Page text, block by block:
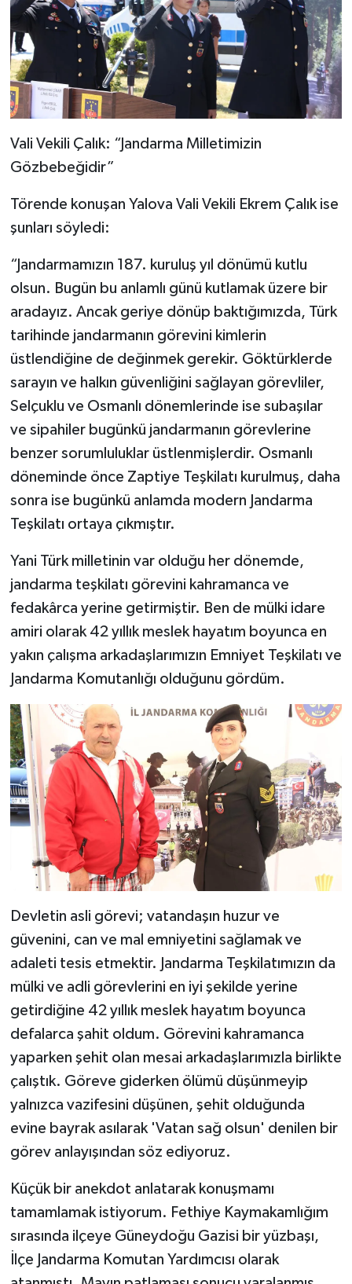
Vali Vekili Çalık: “Jandarma Milletimizin
Gözbebeğidir”
Törende konuşan Yalova Vali Vekili Ekrem Çalık ise
şunları söyledi:
“Jandarmamızın 187. kuruluş yıl dönümü kutlu
olsun. Bugün bu anlamlı günü kutlamak üzere bir
aradayız. Ancak geriye dönüp baktığımızda, Türk
tarihinde jandarmanın görevini kimlerin
üstlendiğine de değinmek gerekir. Göktürklerde
sarayın ve halkın güvenliğini sağlayan görevliler,
Selçuklu ve Osmanlı dönemlerinde ise subaşılar
ve sipahiler bugünkü jandarmanın görevlerine
benzer sorumluluklar üstlenmişlerdir. Osmanlı
döneminde önce Zaptiye Teşkilatı kurulmuş, daha
sonra ise bugünkü anlamda modern Jandarma
Teşkilatı ortaya çıkmıştır.
Yani Türk milletinin var olduğu her dönemde,
jandarma teşkilatı görevini kahramanca ve
fedakârca yerine getirmiştir. Ben de mülki idare
amiri olarak 42 yıllık meslek hayatım boyunca en
yakın çalışma arkadaşlarımızın Emniyet Teşkilatı ve
Jandarma Komutanlığı olduğunu gördüm.
Devletin asli görevi; vatandaşın huzur ve
güvenini, can ve mal emniyetini sağlamak ve
adaleti tesis etmektir. Jandarma Teşkilatımızın da
mülki ve adli görevlerini en iyi şekilde yerine
getirdiğine 42 yıllık meslek hayatım boyunca
defalarca şahit oldum. Görevini kahramanca
yaparken şehit olan mesai arkadaşlarımızla birlikte
çalıştık. Göreve giderken ölümü düşünmeyip
yalnızca vazifesini düşünen, şehit olduğunda
evine bayrak asılarak 'Vatan sağ olsun' denilen bir
görev anlayışından söz ediyoruz.
Küçük bir anekdot anlatarak konuşmamı
tamamlamak istiyorum. Fethiye Kaymakamlığım
sırasında ilçeye Güneydoğu Gazisi bir yüzbaşı,
İlçe Jandarma Komutan Yardımcısı olarak